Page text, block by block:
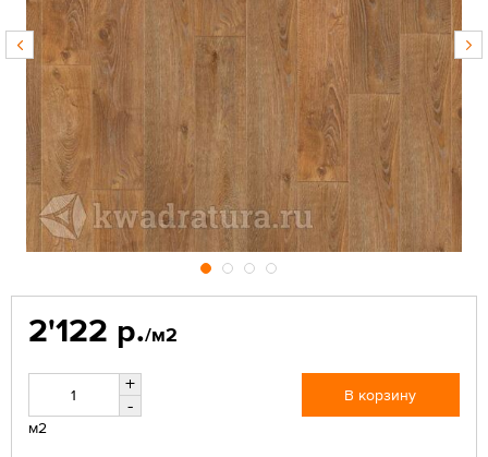
2'122 р./м2
+
-
м2
В корзину